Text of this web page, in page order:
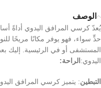
الوصف
يُعدّ كرسي المرافق اليدوي أداةً
حدٍّ سواء، فهو يوفر مكانًا مريحًا
المستشفى أو في الرئيسية.
اليدوي: الراحة:
التبطين: يتميز كرسي المرافق